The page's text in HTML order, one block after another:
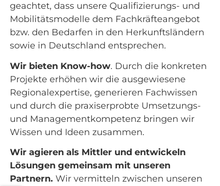
geachtet, dass unsere Qualifizierungs- und
Mobilitätsmodelle dem Fachkräfteangebot
bzw. den Bedarfen in den Herkunftsländern
sowie in Deutschland entsprechen.
Wir bieten Know-how. Durch die konkreten
Projekte erhöhen wir die ausgewiesene
Regionalexpertise, generieren Fachwissen
und durch die praxiserprobte Umsetzungs-
und Managementkompetenz bringen wir
Wissen und Ideen zusammen.
Wir agieren als Mittler und entwickeln
Lösungen gemeinsam mit unseren
Partnern. Wir vermitteln zwischen unseren